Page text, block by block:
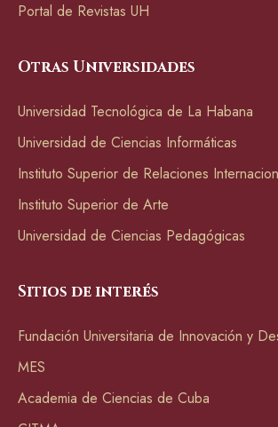
Portal de Revistas UH
Otras Universidades
Universidad Tecnológica de La Habana
Universidad de Ciencias Informáticas
Instituto Superior de Relaciones
Instituto Superior de Arte
Universidad de Ciencias Pedagógicas
Sitios de interés
Fundación Universitaria de Innovación y
MES
Academia de Ciencias de Cuba